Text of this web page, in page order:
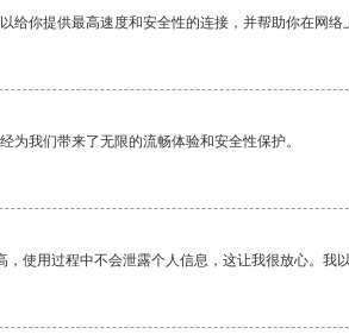
给你提供最高速度和安全性的连接，并帮助你在网络
为我们带来了无限的流畅体验和安全性保护。
使用过程中不会泄露个人信息，这让我很放心。我